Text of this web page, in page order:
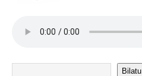
Bilatu